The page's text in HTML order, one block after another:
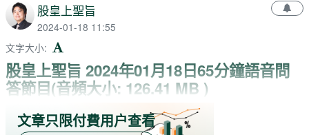
股皇上聖旨
2024-01-18 11:55
文字大小:
股皇上聖旨 2024年01月18日65分鐘語音問
答節目(音頻大小: 126.41 MB )
文章只限付費用户查看